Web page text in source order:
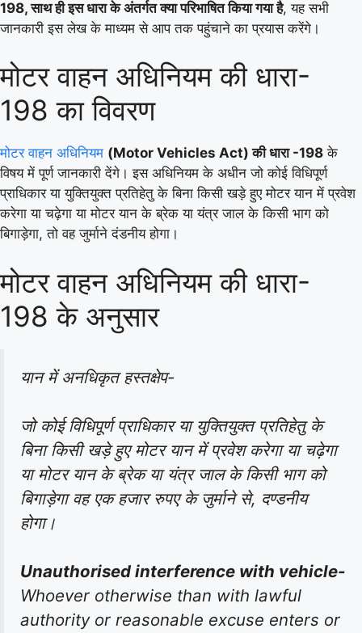
198, साथ ही इस धारा के अंतर्गत क्या परिभाषित किया गया है, यह सभी
जानकारी इस लेख के माध्यम से आप तक पहुंचाने का प्रयास करेंगे।
मोटर वाहन अधिनियम की धारा-
198 का विवरण
मोटर वाहन अधिनियम (Motor Vehicles Act) की धारा -198 के
विषय में पूर्ण जानकारी देंगे। इस अधिनियम के अधीन जो कोई विधिपूर्ण
प्राधिकार या युक्तियुक्त प्रतिहेतु के बिना किसी खड़े हुए मोटर यान में प्रवेश
करेगा या चढ़ेगा या मोटर यान के ब्रेक या यंत्र जाल के किसी भाग को
बिगाड़ेगा, तो वह जुर्माने दंडनीय होगा।
मोटर वाहन अधिनियम की धारा-
198 के अनुसार
यान में अनधिकृत हस्तक्षेप-
जो कोई विधिपूर्ण प्राधिकार या युक्तियुक्त प्रतिहेतु के
बिना किसी खड़े हुए मोटर यान में प्रवेश करेगा या चढ़ेगा
या मोटर यान के ब्रेक या यंत्र जाल के किसी भाग को
बिगाड़ेगा वह एक हजार रुपए के जुर्माने से, दण्डनीय
होगा।
Unauthorised interference with vehicle-
Whoever otherwise than with lawful
authority or reasonable excuse enters or